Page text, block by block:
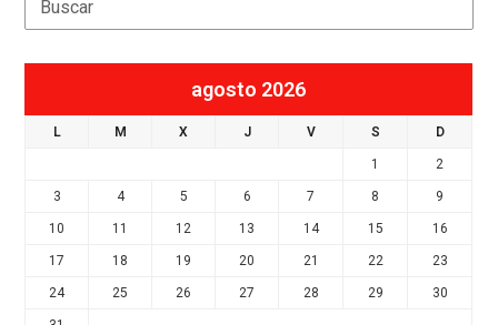
agosto 2026
L M X J V S D
1 2
3 4 5 6 7 8 9
10 11 12 13 14 15 16
17 18 19 20 21 22 23
24 25 26 27 28 29 30